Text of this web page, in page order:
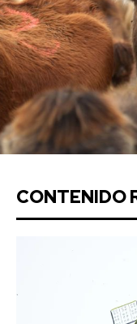
CONTENIDO